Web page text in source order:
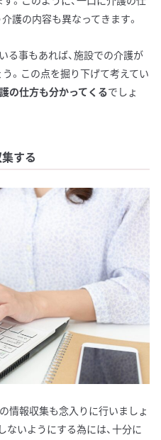
護の内容も異なってきます。
る事もあれば、施設での介護が
。この点を掘り下げて考えてい
の仕方も分かってくるでしょ
する
情報収集も念入りに行いましょ
ないようにする為には、十分に